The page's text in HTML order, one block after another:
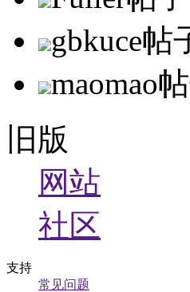
gbkuce帖
maomao
旧版
网站
社区
支持
常见问题